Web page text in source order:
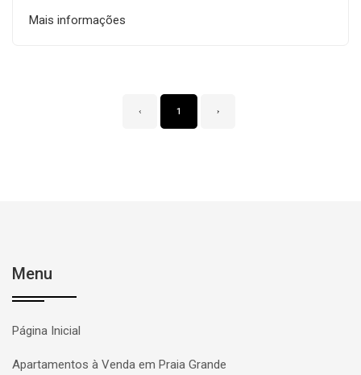
Mais informações
‹ 1 ›
Menu
Página Inicial
Apartamentos à Venda em Praia Grande